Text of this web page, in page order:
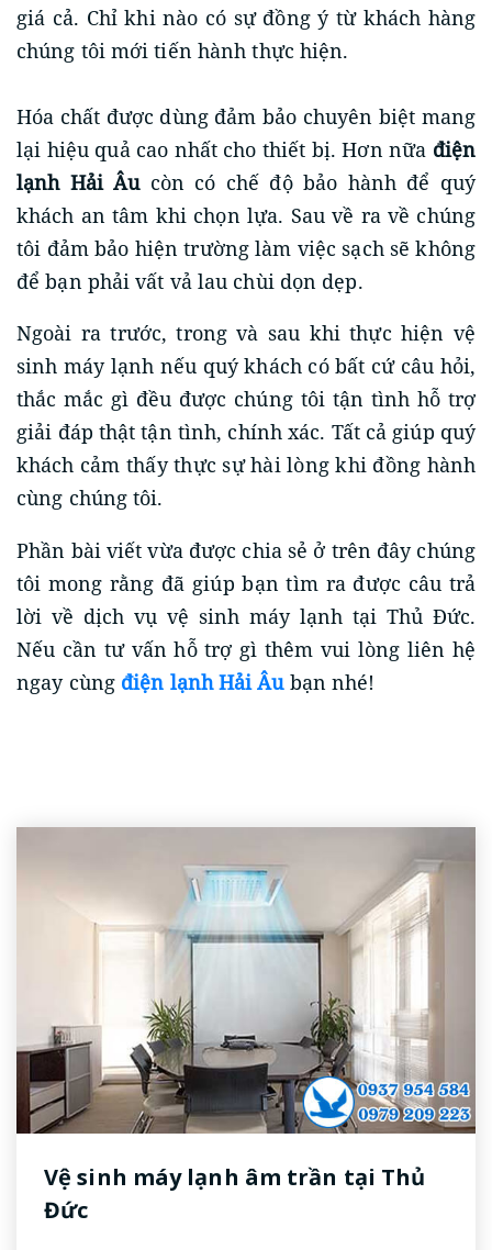
giá cả. Chỉ khi nào có sự đồng ý từ khách hàng
chúng tôi mới tiến hành thực hiện.
Hóa chất được dùng đảm bảo chuyên biệt mang
lại hiệu quả cao nhất cho thiết bị. Hơn nữa điện
lạnh Hải Âu còn có chế độ bảo hành để quý
khách an tâm khi chọn lựa. Sau về ra về chúng
tôi đảm bảo hiện trường làm việc sạch sẽ không
để bạn phải vất vả lau chùi dọn dẹp.
Ngoài ra trước, trong và sau khi thực hiện vệ
sinh máy lạnh nếu quý khách có bất cứ câu hỏi,
thắc mắc gì đều được chúng tôi tận tình hỗ trợ
giải đáp thật tận tình, chính xác. Tất cả giúp quý
khách cảm thấy thực sự hài lòng khi đồng hành
cùng chúng tôi.
Phần bài viết vừa được chia sẻ ở trên đây chúng
tôi mong rằng đã giúp bạn tìm ra được câu trả
lời về dịch vụ vệ sinh máy lạnh tại Thủ Đức.
Nếu cần tư vấn hỗ trợ gì thêm vui lòng liên hệ
ngay cùng điện lạnh Hải Âubạn nhé!
Vệ sinh máy lạnh âm trần tại Thủ
Đức